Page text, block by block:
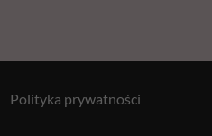
Polityka prywatności